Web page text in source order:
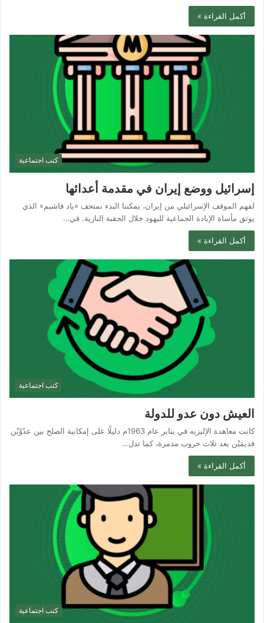
أكمل القراءة »
كتب اجتماعية
إسرائيل ووضع إيران في مقدمة أعدائها
لفهم الموقف الإسرائيلي من إيران، يمكننا البدء بمتحف «ياد فاشيم» الذي
يوثق مأساة الإبادة الجماعية لليهود خلال الحقبة النازية. في…
أكمل القراءة »
كتب اجتماعية
العيش دون عدو للدولة
كانت معاهدة الإليزيه في يناير عام 1963م دليلًا على إمكانية الصلح بين عدُوَّيْن
قديمَيْن بعد ثلاث حروب مدمرة، كما تدل…
أكمل القراءة »
كتب اجتماعية